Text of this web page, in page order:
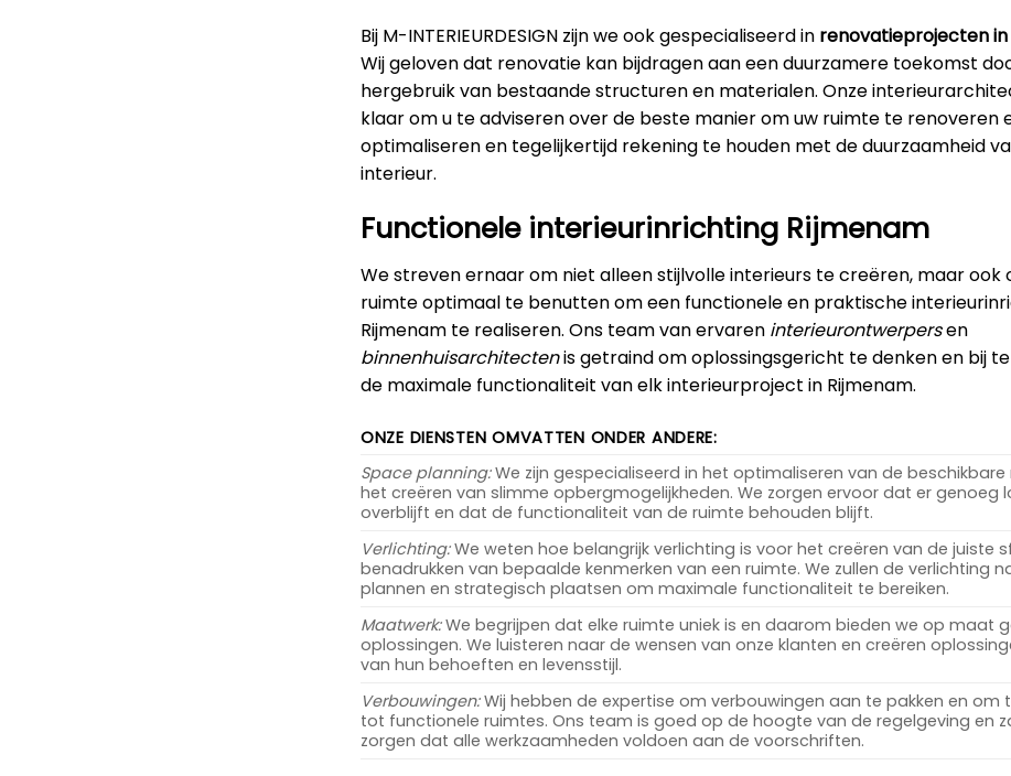
Bij M-INTERIEURDESIGN zijn we ook gespecialiseerd in renovatieprojecten in
Wij geloven dat renovatie kan bijdragen aan een duurzamere toekomst
hergebruik van bestaande structuren en materialen. Onze
klaar om u te adviseren over de beste manier om uw ruimte te renoveren
optimaliseren en tegelijkertijd rekening te houden met de duurzaamheid
interieur.
Functionele interieurinrichting Rijmenam
We streven ernaar om niet alleen stijlvolle interieurs te creëren, maar ook
ruimte optimaal te benutten om een functionele en praktische
Rijmenam te realiseren. Ons team van ervaren interieurontwerpersen
binnenhuisarchitectenis getraind om oplossingsgericht te denken en bij
de maximale functionaliteit van elk interieurproject in Rijmenam.
ONZE DIENSTEN OMVATTEN ONDER ANDERE:
Space planning:We zijn gespecialiseerd in het optimaliseren van de beschikbare
het creëren van slimme opbergmogelijkheden. We zorgen ervoor dat er genoeg
overblijft en dat de functionaliteit van de ruimte behouden blijft.
Verlichting:We weten hoe belangrijk verlichting is voor het creëren van de juiste
benadrukken van bepaalde kenmerken van een ruimte. We zullen de verlichting
plannen en strategisch plaatsen om maximale functionaliteit te bereiken.
Maatwerk:We begrijpen dat elke ruimte uniek is en daarom bieden we op maat
oplossingen. We luisteren naar de wensen van onze klanten en creëren
van hun behoeften en levensstijl.
Verbouwingen:Wij hebben de expertise om verbouwingen aan te pakken en om
tot functionele ruimtes. Ons team is goed op de hoogte van de regelgeving en
zorgen dat alle werkzaamheden voldoen aan de voorschriften.